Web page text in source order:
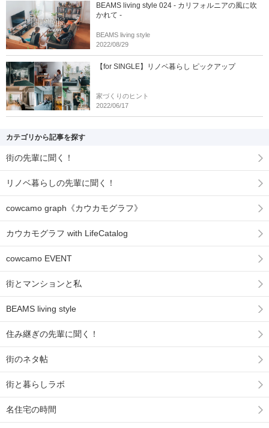
BEAMS living style 024 - カリフォルニアの風に吹
かれて -
BEAMS living style
2022/08/29
【for SINGLE】リノベ暮らし ピックアップ
家づくりのヒント
2022/06/17
カテゴリから記事を探す
街の先輩に聞く！
リノベ暮らしの先輩に聞く！
cowcamo graph《カウカモグラフ》
カウカモグラフ with LifeCatalog
cowcamo EVENT
街とマンションと私
BEAMS living style
住み継ぎの先輩に聞く！
街のネタ帖
街と暮らしラボ
名住宅の時間